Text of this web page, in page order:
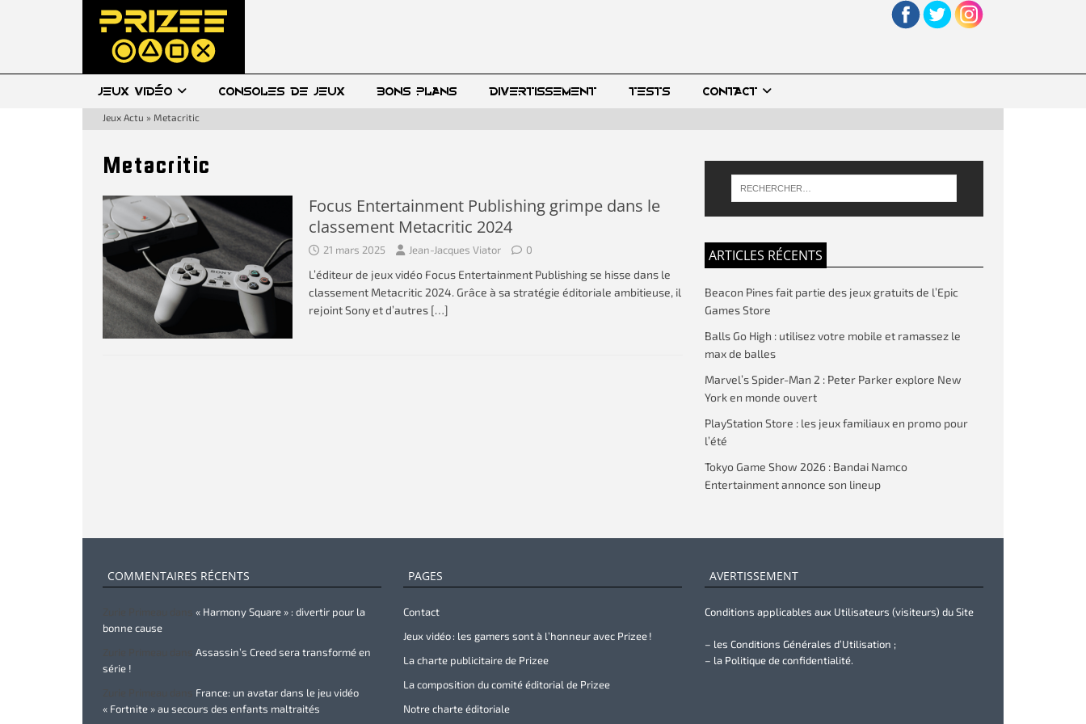
JEUX VIDÉO CONSOLES DE JEUX BONS PLANS DIVERTISSEMENT TESTS CONTACT
Jeux Actu » Metacritic
Metacritic
Focus Entertainment Publishing grimpe dans le
classement Metacritic 2024
21 mars 2025 Jean-Jacques Viator 0
L’éditeur de jeux vidéo Focus Entertainment Publishing se hisse dans le
classement Metacritic 2024. Grâce à sa stratégie éditoriale ambitieuse, il
rejoint Sony et d’autres […]
ARTICLES RÉCENTS
Beacon Pines fait partie des jeux gratuits de l’Epic
Games Store
Balls Go High : utilisez votre mobile et ramassez le
max de balles
Marvel’s Spider-Man 2 : Peter Parker explore New
York en monde ouvert
PlayStation Store : les jeux familiaux en promo pour
l’été
Tokyo Game Show 2026 : Bandai Namco
Entertainment annonce son lineup
COMMENTAIRES RÉCENTS
« Harmony Square » : divertir pour la
bonne cause
Assassin’s Creed sera transformé en
série !
France: un avatar dans le jeu vidéo
« Fortnite » au secours des enfants maltraités
PAGES
Contact
Jeux vidéo : les gamers sont à l’honneur avec Prizee !
La charte publicitaire de Prizee
La composition du comité éditorial de Prizee
Notre charte éditoriale
AVERTISSEMENT
Conditions applicables aux Utilisateurs (visiteurs) du Site
– les Conditions Générales d’Utilisation ;
– la Politique de confidentialité.